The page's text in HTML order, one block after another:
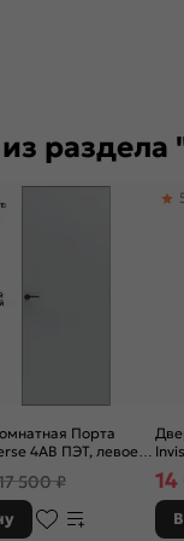
раздела
Порта
4AB ПЭТ, левое
Grey, глухая,
алюминиевая
каркасно-
500 ₽